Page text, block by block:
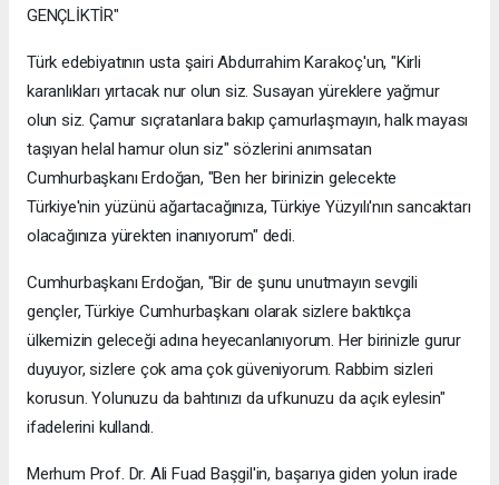
GENÇLİKTİR"
Türk edebiyatının usta şairi Abdurrahim Karakoç'un, "Kirli
karanlıkları yırtacak nur olun siz. Susayan yüreklere yağmur
olun siz. Çamur sıçratanlara bakıp çamurlaşmayın, halk mayası
taşıyan helal hamur olun siz" sözlerini anımsatan
Cumhurbaşkanı Erdoğan, "Ben her birinizin gelecekte
Türkiye'nin yüzünü ağartacağınıza, Türkiye Yüzyılı'nın sancaktarı
olacağınıza yürekten inanıyorum" dedi.
Cumhurbaşkanı Erdoğan, "Bir de şunu unutmayın sevgili
gençler, Türkiye Cumhurbaşkanı olarak sizlere baktıkça
ülkemizin geleceği adına heyecanlanıyorum. Her birinizle gurur
duyuyor, sizlere çok ama çok güveniyorum. Rabbim sizleri
korusun. Yolunuzu da bahtınızı da ufkunuzu da açık eylesin"
ifadelerini kullandı.
Merhum Prof. Dr. Ali Fuad Başgil'in, başarıya giden yolun irade